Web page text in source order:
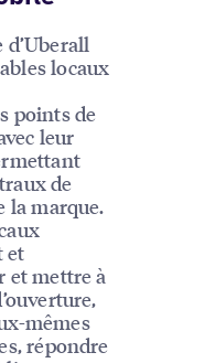
locaux
points de
leur
de
la marque.
et
et mettre à
mêmes
répondre